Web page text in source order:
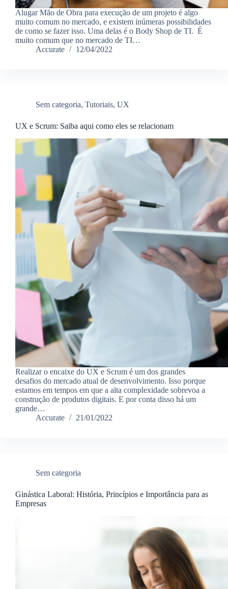
Alugar Mão de Obra para execução de um projeto é algo
muito comum no mercado, e existem inúmeras possibilidades
de como se fazer isso. Uma delas é o Body Shop de TI. É
muito comum que no mercado de TI…
Accurate
12/04/2022
Sem categoria, Tutoriais, UX
UX e Scrum: Saiba aqui como eles se relacionam
Realizar o encaixe do UX e Scrum é um dos grandes
desafios do mercado atual de desenvolvimento. Isso porque
estamos em tempos em que a alta complexidade sobrevoa a
construção de produtos digitais. E por conta disso há um
grande…
Accurate
21/01/2022
Sem categoria
Ginástica Laboral: História, Princípios e Importância para as
Empresas